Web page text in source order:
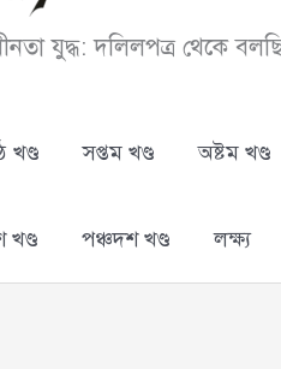
যুদ্ধ: দলিলপত্র থেকে
খণ্ড সপ্তম খণ্ড অষ্টম খণ্ড
খণ্ড পঞ্চদশ খণ্ড লক্ষ্য